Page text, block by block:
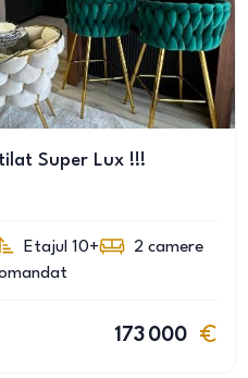
Super Lux !!!
Etajul 10+ 2 camere
173 000